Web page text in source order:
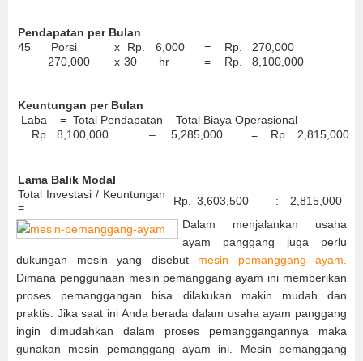
Pendapatan per Bulan
45
Porsi x Rp. 6,000 = Rp.
270,000
270,000
x 30 hr = Rp. 8,100,000
Keuntungan per Bulan
Laba = Total Pendapatan – Total Biaya Operasional
Rp.
8,100,000 – 5,285,000 = Rp. 2,815,000
Lama Balik Modal
Total Investasi / Keuntungan
=
Rp. 3,603,500 : 2,815,000
Dalam menjalankan usaha
ayam panggang juga perlu
dukungan mesin yang disebut mesin pemanggang ayam.
Dimana penggunaan mesin pemanggang ayam ini memberikan
proses pemanggangan bisa dilakukan makin mudah dan
praktis. Jika saat ini Anda berada dalam usaha ayam panggang
ingin dimudahkan dalam proses pemanggangannya maka
gunakan mesin pemanggang ayam ini. Mesin pemanggang